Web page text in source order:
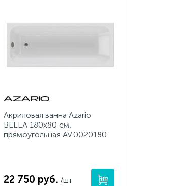
Акриловая ванна Azario
BELLA 180x80 см,
прямоугольная AV.0020180
22 750 руб. /шт